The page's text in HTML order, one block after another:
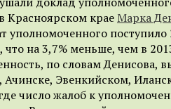
Красноярском крае Марка
уполномоченного поступило
на 3,7% меньше, чем в
по словам Денисова,
Ачинске, Эвенкийском,
число жалоб к